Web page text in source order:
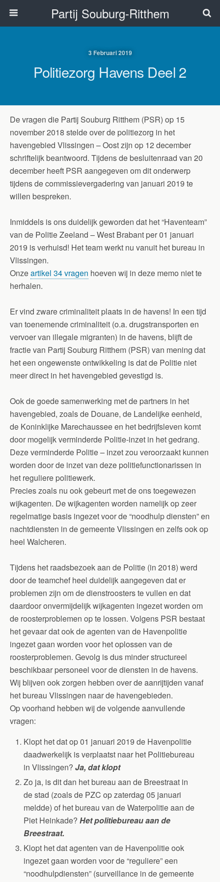
Partij Souburg-Ritthem
3 Februari 2019
Politiezorg Havens Deel 2
De vragen die Partij Souburg Ritthem (PSR) op 15
november 2018 stelde over de politiezorg in het
havengebied Vlissingen – Oost zijn op 12 december
schriftelijk beantwoord. Tijdens de besluitenraad van 20
december heeft PSR aangegeven om dit onderwerp
tijdens de commissievergadering van januari 2019 te
willen bespreken.
Inmiddels is ons duidelijk geworden dat het “Haventeam”
van de Politie Zeeland – West Brabant per 01 januari
2019 is verhuisd! Het team werkt nu vanuit het bureau in
Vlissingen.
Onzeartikel 34 vragen hoeven wij in deze memo niet te
herhalen.
Er vind zware criminaliteit plaats in de havens! In een tijd
van toenemende criminaliteit (o.a. drugstransporten en
vervoer van illegale migranten) in de havens, blijft de
fractie van Partij Souburg Ritthem (PSR) van mening dat
het een ongewenste ontwikkeling is dat de Politie niet
meer direct in het havengebied gevestigd is.
Ook de goede samenwerking met de partners in het
havengebied, zoals de Douane, de Landelijke eenheid,
de Koninklijke Marechaussee en het bedrijfsleven komt
door mogelijk verminderde Politie-inzet in het gedrang.
Deze verminderde Politie – inzet zou veroorzaakt kunnen
worden door de inzet van deze politiefunctionarissen in
het reguliere politiewerk.
Precies zoals nu ook gebeurt met de ons toegewezen
wijkagenten. De wijkagenten worden namelijk op zeer
regelmatige basis ingezet voor de “noodhulp diensten” en
nachtdiensten in de gemeente Vlissingen en zelfs ook op
heel Walcheren.
Tijdens het raadsbezoek aan de Politie (in 2018) werd
door de teamchef heel duidelijk aangegeven dat er
problemen zijn om de dienstroosters te vullen en dat
daardoor onvermijdelijk wijkagenten ingezet worden om
de roosterproblemen op te lossen. Volgens PSR bestaat
het gevaar dat ook de agenten van de Havenpolitie
ingezet gaan worden voor het oplossen van de
roosterproblemen. Gevolg is dus minder structureel
beschikbaar personeel voor de diensten in de havens.
Wij blijven ook zorgen hebben over de aanrijtijden vanaf
het bureau Vlissingen naar de havengebieden.
Op voorhand hebben wij de volgende aanvullende
vragen:
Klopt het dat op 01 januari 2019 de Havenpolitie
daadwerkelijk is verplaatst naar het Politiebureau
in Vlissingen?Ja, dat klopt
Zo ja, is dit dan het bureau aan de Breestraat in
de stad (zoals de PZC op zaterdag 05 januari
meldde) of het bureau van de Waterpolitie aan de
Piet Heinkade?Het politiebureau aan de
Breestraat.
Klopt het dat agenten van de Havenpolitie ook
ingezet gaan worden voor de “reguliere” een
“noodhulpdiensten” (surveillance in de gemeente